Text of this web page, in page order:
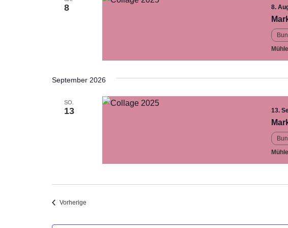
8 8.
September 2026
SO.
13 13.
Vorherige